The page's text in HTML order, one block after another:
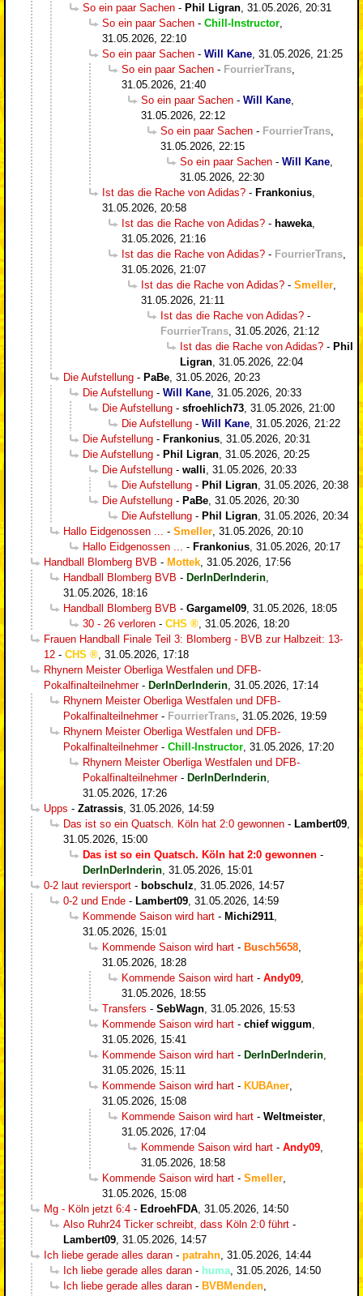
So ein paar Sachen - Phil Ligran 31.05.2026, 20:31
So ein paar Sachen - Chill-Instructor
31.05.2026, 22:10
So ein paar Sachen - Will Kane 31.05.2026, 21:25
So ein paar Sachen - FourrierTrans
31.05.2026, 21:40
So ein paar Sachen - Will Kane
31.05.2026, 22:12
So ein paar Sachen - FourrierTrans
31.05.2026, 22:15
So ein paar Sachen - Will Kane
31.05.2026, 22:30
Ist das die Rache von Adidas? - Frankonius
31.05.2026, 20:58
Ist das die Rache von Adidas? - haweka
31.05.2026, 21:16
Ist das die Rache von Adidas? - FourrierTrans
31.05.2026, 21:07
Ist das die Rache von Adidas? - Smeller
31.05.2026, 21:11
Ist das die Rache von Adidas? -
FourrierTrans 31.05.2026, 21:12
Ist das die Rache von Adidas? - Phil
Ligran 31.05.2026, 22:04
Die Aufstellung - PaBe 31.05.2026, 20:23
Die Aufstellung - Will Kane 31.05.2026, 20:33
Die Aufstellung - sfroehlich73 31.05.2026, 21:00
Die Aufstellung - Will Kane 31.05.2026, 21:22
Die Aufstellung - Frankonius 31.05.2026, 20:31
Die Aufstellung - Phil Ligran 31.05.2026, 20:25
Die Aufstellung - walli 31.05.2026, 20:33
Die Aufstellung - Phil Ligran 31.05.2026, 20:38
Die Aufstellung - PaBe 31.05.2026, 20:30
Die Aufstellung - Phil Ligran 31.05.2026, 20:34
Hallo Eidgenossen ...
- Smeller 31.05.2026, 20:10
Hallo Eidgenossen ...
- Frankonius 31.05.2026, 20:17
Handball Blomberg BVB - Mottek 31.05.2026, 17:56
Handball Blomberg BVB - DerInDerInderin
31.05.2026, 18:16
Handball Blomberg BVB - Gargamel09 31.05.2026, 18:05
30 - 26 verloren - CHS
31.05.2026, 18:20
Frauen Handball Finale Teil 3: Blomberg - BVB zur Halbzeit: 13-
12 - CHS
31.05.2026, 17:18
Rhynern Meister Oberliga Westfalen und DFB-
Pokalfinalteilnehmer- DerInDerInderin 31.05.2026, 17:14
Rhynern Meister Oberliga Westfalen und DFB-
Pokalfinalteilnehmer- FourrierTrans 31.05.2026, 19:59
Rhynern Meister Oberliga Westfalen und DFB-
Pokalfinalteilnehmer- Chill-Instructor 31.05.2026, 17:20
Rhynern Meister Oberliga Westfalen und DFB-
Pokalfinalteilnehmer- DerInDerInderin
31.05.2026, 17:26
Upps - Zatrassis 31.05.2026, 14:59
Das ist so ein Quatsch. Köln hat 2:0 gewonnen - Lambert09
31.05.2026, 15:00
Das ist so ein Quatsch. Köln hat 2:0 gewonnen -
DerInDerInderin 31.05.2026, 15:01
0-2 laut reviersport - bobschulz 31.05.2026, 14:57
0-2 und Ende - Lambert09 31.05.2026, 14:59
Kommende Saison wird hart - Michi2911
31.05.2026, 15:01
Kommende Saison wird hart - Busch5658
31.05.2026, 18:28
Kommende Saison wird hart - Andy09
31.05.2026, 18:55
Transfers - SebWagn 31.05.2026, 15:53
Kommende Saison wird hart - chief wiggum
31.05.2026, 15:41
Kommende Saison wird hart - DerInDerInderin
31.05.2026, 15:11
Kommende Saison wird hart - KUBAner
31.05.2026, 15:08
Kommende Saison wird hart - Weltmeister
31.05.2026, 17:04
Kommende Saison wird hart - Andy09
31.05.2026, 18:58
Kommende Saison wird hart - Smeller
31.05.2026, 15:08
Mg - Köln jetzt 6:4 - EdroehFDA 31.05.2026, 14:50
Also Ruhr24 Ticker schreibt, dass Köln 2:0 führt -
Lambert09 31.05.2026, 14:57
Ich liebe gerade alles daran - patrahn 31.05.2026, 14:44
Ich liebe gerade alles daran - huma 31.05.2026, 14:50
Ich liebe gerade alles daran - BVBMenden